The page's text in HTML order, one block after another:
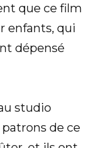
que ce film
enfants, qui
dépensé
studio
de ce